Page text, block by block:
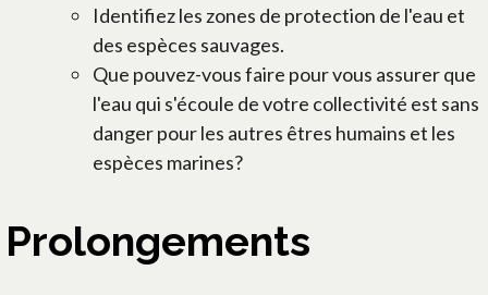
Identifiez les zones de protection de l'eau et
des espèces sauvages.
Que pouvez-vous faire pour vous assurer que
l'eau qui s'écoule de votre collectivité est sans
danger pour les autres êtres humains et les
espèces marines?
Prolongements